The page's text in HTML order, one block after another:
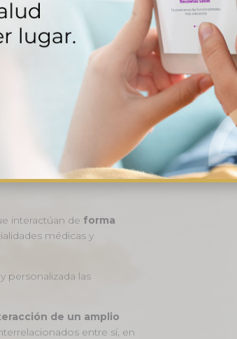
interactúan de forma
médicas y
y personalizada las
de un amplio
entre sí, en